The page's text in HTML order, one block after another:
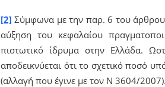
[2] Σύμφωνα με την παρ. 6 του άρθρου
αύξηση του κεφαλαίου
πιστωτικό ίδρυμα στην Ελλάδα.
αποδεικνύεται ότι το σχετικό ποσό
(αλλαγή που έγινε με τον Ν 3604/2007).